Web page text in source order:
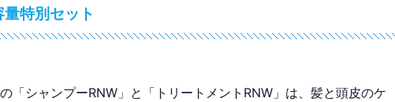
特別セット
「シャンプーRNW」と「トリートメントRNW」は、髪と頭皮のケ